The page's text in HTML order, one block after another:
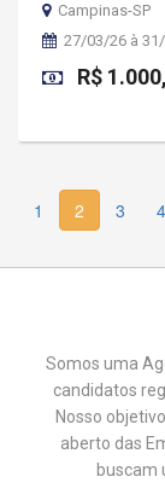
Campinas-SP
27/03/26 à
R$
1 2 3 4
Somos uma
candidatos
Nosso
aberto das
buscam